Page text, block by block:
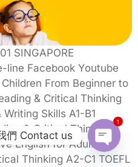
SINGAPORE
line Facebook Youtube
From Beginner to
& Critical Thinking
Skills A1-B1
& Critical Thinking
English for Adults
Thinking A2-C1 TOEFL
們 Contact us
Open
1